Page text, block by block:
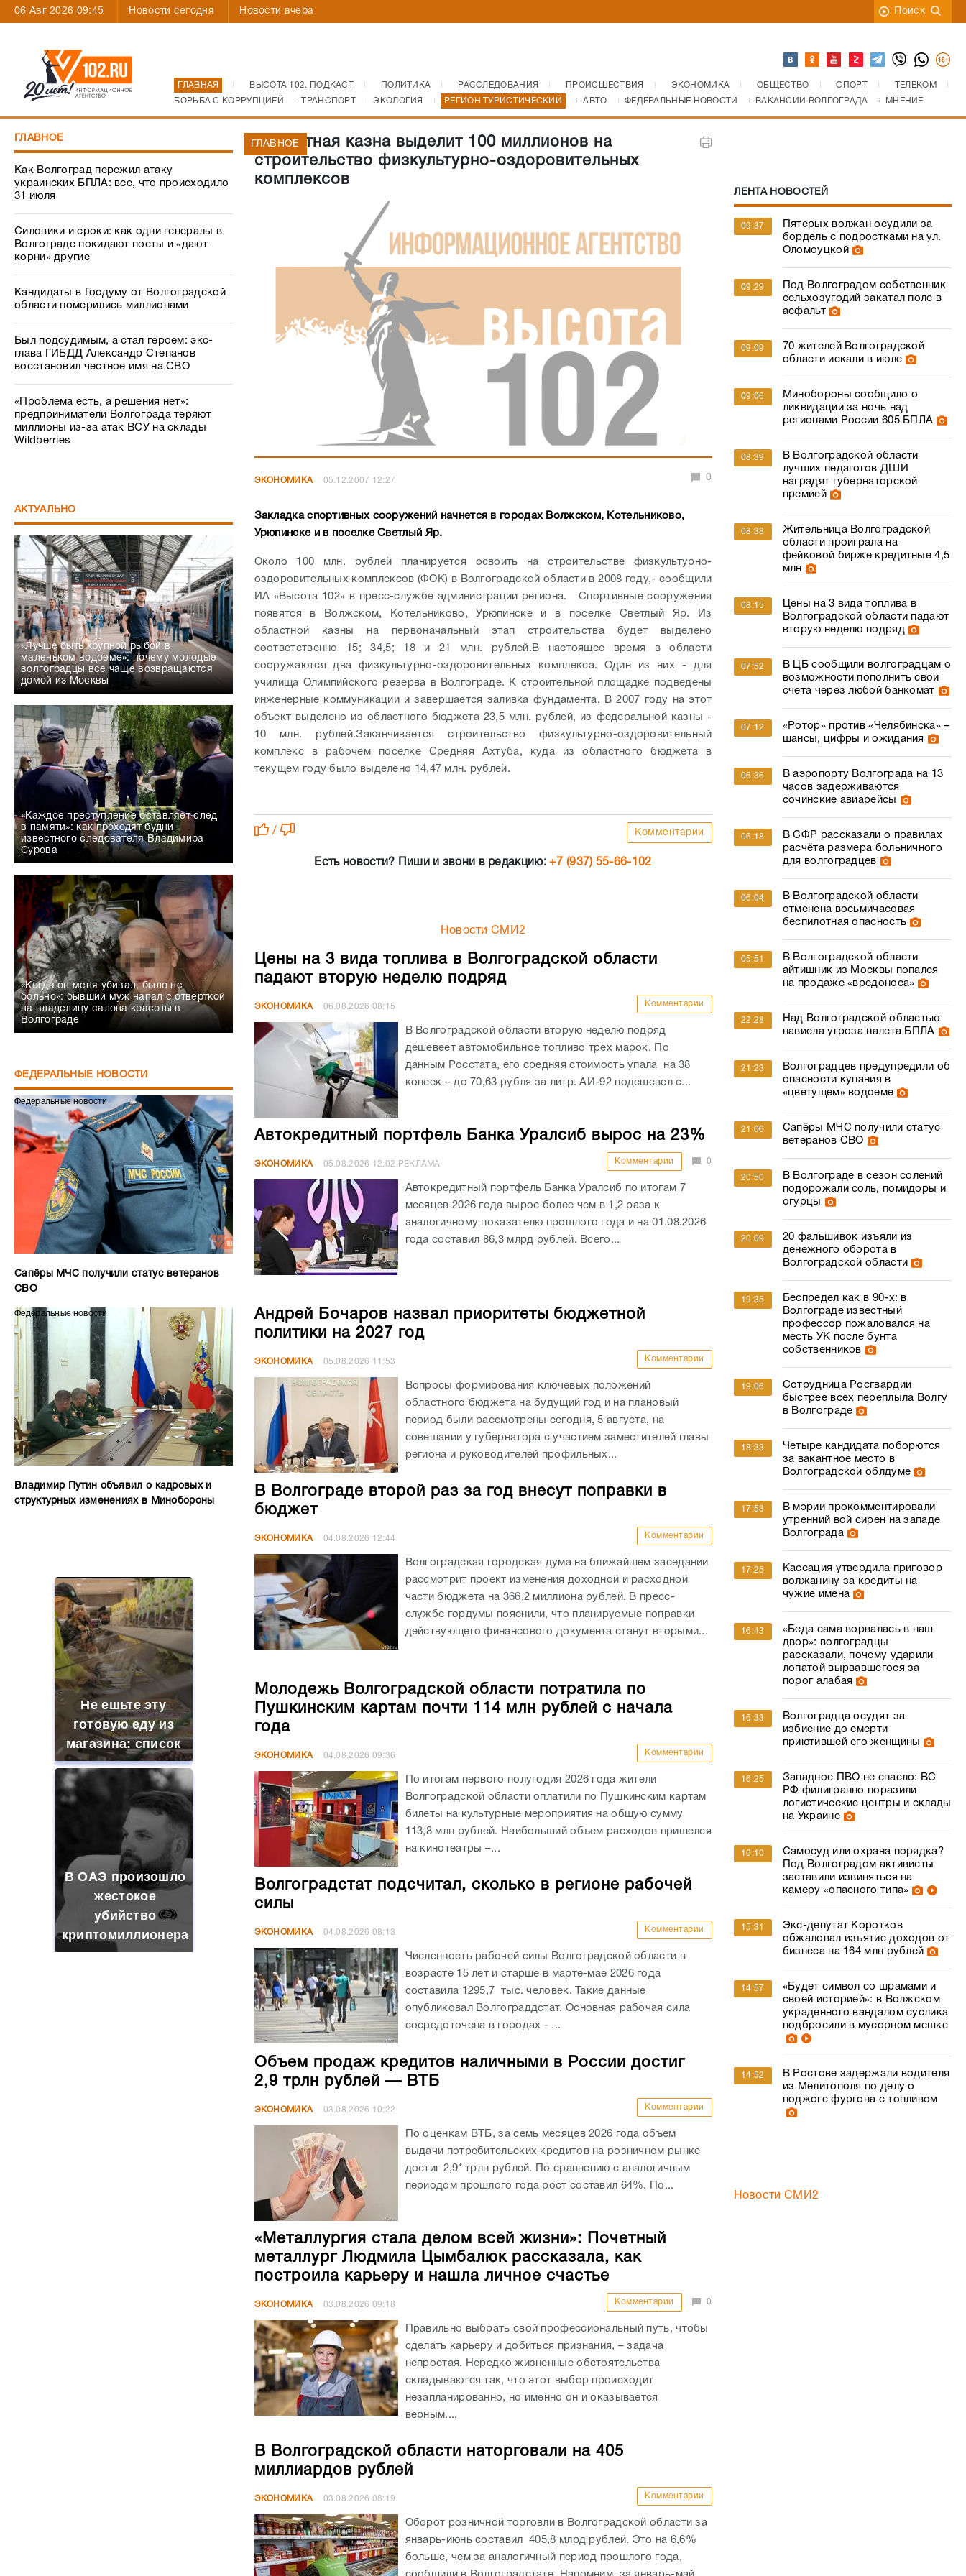
06 Авг 2026 09:45 Новости сегодня Новости вчера Поиск
ГЛАВНАЯ ВЫСОТА 102. ПОДКАСТ ПОЛИТИКА РАССЛЕДОВАНИЯ ПРОИСШЕСТВИЯ ЭКОНОМИКА ОБЩЕСТВО СПОРТ
ТЕЛЕКОМ
БОРЬБА С КОРРУПЦИЕЙ
ТРАНСПОРТ ЭКОЛОГИЯ РЕГИОН ТУРИСТИЧЕСКИЙ АВТО ФЕДЕРАЛЬНЫЕ НОВОСТИ ВАКАНСИИ ВОЛГОГРАДА МНЕНИЕ
ГЛАВНОЕ
Как Волгоград пережил атаку
украинских БПЛА: все, что происходило
31 июля
Силовики и сроки: как одни генералы в
Волгограде покидают посты и «дают
корни» другие
Кандидаты в Госдуму от Волгоградской
области померились миллионами
Был подсудимым, а стал героем: экс-
глава ГИБДД Александр Степанов
восстановил честное имя на СВО
«Проблема есть, а решения нет»:
предприниматели Волгограда теряют
миллионы из-за атак ВСУ на склады
Wildberries
АКТУАЛЬНО
«Лучше быть крупной рыбой в
маленьком водоеме»: почему молодые
волгоградцы все чаще возвращаются
домой из Москвы
«Каждое преступление оставляет след
в памяти»: как проходят будни
известного следователя Владимира
Сурова
«Когда он меня убивал, было не
больно»: бывший муж напал с отверткой
на владелицу салона красоты в
Волгограде
ФЕДЕРАЛЬНЫЕ НОВОСТИ
Федеральные новости
Сапёры МЧС получили статус ветеранов
СВО
Федеральные новости
Владимир Путин объявил о кадровых и
структурных изменениях в Минобороны
Не ешьте эту
готовую еду из
магазина: список
В ОАЭ произошло
жестокое
убийство
криптомиллионера
Областная казна выделит 100 миллионов на
строительство физкультурно-оздоровительных
комплексов
ГЛАВНОЕ
ЭКОНОМИКА 05.12.2007 12:27 0
Закладка спортивных сооружений начнется в городах Волжском, Котельниково,
Урюпинске и в поселке Светлый Яр.
Около 100 млн. рублей планируется освоить на строительстве физкультурно-
оздоровительных комплексов (ФОК) в Волгоградской области в 2008 году,- сообщили
ИА «Высота 102» в пресс-службе администрации региона.
Спортивные сооружения
появятся в Волжском, Котельниково, Урюпинске и в поселке Светлый Яр. Из
областной казны на первоначальный этап строительства будет выделено
соответственно 15; 34,5; 18 и 21 млн. рублей. В настоящее время в области
сооружаются два физкультурно-оздоровительных комплекса. Один из них - для
училища Олимпийского резерва в Волгограде. К строительной площадке подведены
инженерные коммуникации и завершается заливка фундамента. В 2007 году на этот
объект выделено из областного бюджета 23,5 млн. рублей, из федеральной казны -
10 млн. рублей.Заканчивается строительство физкультурно-оздоровительный
комплекс в рабочем поселке Средняя Ахтуба, куда из областного бюджета в
текущем году было выделено 14,47 млн. рублей.
/ Комментарии
Есть новости? Пиши и звони в редакцию:+7 (937) 55-66-102
Новости СМИ2
Цены на 3 вида топлива в Волгоградской области
падают вторую неделю подряд
ЭКОНОМИКА 06.08.2026 08:15 Комментарии
В Волгоградской области вторую неделю подряд
дешевеет автомобильное топливо трех марок. По
данным Росстата, его средняя стоимость упала на 38
копеек – до 70,63 рубля за литр. АИ-92 подешевел с...
Автокредитный портфель Банка Уралсиб вырос на 23%
ЭКОНОМИКА 05.08.2026 12:02 РЕКЛАМА Комментарии 0
Автокредитный портфель Банка Уралсиб по итогам 7
месяцев 2026 года вырос более чем в 1,2 раза к
аналогичному показателю прошлого года и на 01.08.2026
года составил 86,3 млрд рублей. Всего...
Андрей Бочаров назвал приоритеты бюджетной
политики на 2027 год
ЭКОНОМИКА 05.08.2026 11:53 Комментарии
Вопросы формирования ключевых положений
областного бюджета на будущий год и на плановый
период были рассмотрены сегодня, 5 августа, на
совещании у губернатора с участием заместителей главы
региона и руководителей профильных...
В Волгограде второй раз за год внесут поправки в
бюджет
ЭКОНОМИКА 04.08.2026 12:44 Комментарии
Волгоградская городская дума на ближайшем заседании
рассмотрит проект изменения доходной и расходной
части бюджета на 366,2 миллиона рублей. В пресс-
службе гордумы пояснили, что планируемые поправки
действующего финансового документа станут вторыми...
Молодежь Волгоградской области потратила по
Пушкинским картам почти 114 млн рублей с начала
года
ЭКОНОМИКА 04.08.2026 09:36 Комментарии
По итогам первого полугодия 2026 года жители
Волгоградской области оплатили по Пушкинским картам
билеты на культурные мероприятия на общую сумму
113,8 млн рублей. Наибольший объем расходов пришелся
на кинотеатры –...
Волгоградстат подсчитал, сколько в регионе рабочей
силы
ЭКОНОМИКА 04.08.2026 08:13 Комментарии
Численность рабочей силы Волгоградской области в
возрасте 15 лет и старше в марте-мае 2026 года
составила 1295,7 тыс. человек. Такие данные
опубликовал Волгограддстат. Основная рабочая сила
сосредоточена в городах - ...
Объем продаж кредитов наличными в России достиг
2,9 трлн рублей — ВТБ
ЭКОНОМИКА 03.08.2026 10:22 Комментарии
По оценкам ВТБ, за семь месяцев 2026 года объем
выдачи потребительских кредитов на розничном рынке
достиг 2,9* трлн рублей. По сравнению с аналогичным
периодом прошлого года рост составил 64%. По...
«Металлургия стала делом всей жизни»: Почетный
металлург Людмила Цымбалюк рассказала, как
построила карьеру и нашла личное счастье
ЭКОНОМИКА 03.08.2026 09:18 Комментарии 0
Правильно выбрать свой профессиональный путь, чтобы
сделать карьеру и добиться признания, – задача
непростая. Нередко жизненные обстоятельства
складываются так, что этот выбор происходит
незапланированно, но именно он и оказывается
верным....
В Волгоградской области наторговали на 405
миллиардов рублей
ЭКОНОМИКА 03.08.2026 08:19 Комментарии
Оборот розничной торговли в Волгоградской области за
январь-июнь составил 405,8 млрд рублей. Это на 6,6%
больше, чем за аналогичный период прошлого года,
ЛЕНТА НОВОСТЕЙ
09:37
Пятерых волжан осудили за
бордель с подростками на ул.
Оломоуцкой
09:29
Под Волгоградом собственник
сельхозугодий закатал поле в
асфальт
09:09
70 жителей Волгоградской
области искали в июле
09:06
Минобороны сообщило о
ликвидации за ночь над
регионами России 605 БПЛА
08:39
В Волгоградской области
лучших педагогов ДШИ
наградят губернаторской
премией
08:38
Жительница Волгоградской
области проиграла на
фейковой бирже кредитные 4,5
млн
08:15
Цены на 3 вида топлива в
Волгоградской области падают
вторую неделю подряд
07:52
В ЦБ сообщили волгоградцам о
возможности пополнить свои
счета через любой банкомат
07:12
«Ротор» против «Челябинска» –
шансы, цифры и ожидания
06:36
В аэропорту Волгограда на 13
часов задерживаются
сочинские авиарейсы
06:18
В СФР рассказали о правилах
расчёта размера больничного
для волгоградцев
06:04
В Волгоградской области
отменена восьмичасовая
беспилотная опасность
05:51
В Волгоградской области
айтишник из Москвы попался
на продаже «вредоноса»
22:28
Над Волгоградской областью
нависла угроза налета БПЛА
21:23
Волгоградцев предупредили об
опасности купания в
«цветущем» водоеме
21:06
Сапёры МЧС получили статус
ветеранов СВО
20:50
В Волгограде в сезон солений
подорожали соль, помидоры и
огурцы
20:09
20 фальшивок изъяли из
денежного оборота в
Волгоградской области
19:35
Беспредел как в 90-х: в
Волгограде известный
профессор пожаловался на
месть УК после бунта
собственников
19:06
Сотрудница Росгвардии
быстрее всех переплыла Волгу
в Волгограде
18:33
Четыре кандидата поборются
за вакантное место в
Волгоградской облдуме
17:53
В мэрии прокомментировали
утренний вой сирен на западе
Волгограда
17:25
Кассация утвердила приговор
волжанину за кредиты на
чужие имена
16:43
«Беда сама ворвалась в наш
двор»: волгоградцы
рассказали, почему ударили
лопатой вырвавшегося за
порог алабая
16:33
Волгоградца осудят за
избиение до смерти
приютившей его женщины
16:25
Западное ПВО не спасло: ВС
РФ филигранно поразили
логистические центры и склады
на Украине
16:10
Самосуд или охрана порядка?
Под Волгоградом активисты
заставили извиняться на
камеру «опасного типа»
15:31
Экс-депутат Коротков
обжаловал изъятие доходов от
бизнеса на 164 млн рублей
14:57
«Будет символ со шрамами и
своей историей»: в Волжском
украденного вандалом суслика
подбросили в мусорном мешке
14:52
В Ростове задержали водителя
из Мелитополя по делу о
поджоге фургона с топливом
Новости СМИ2